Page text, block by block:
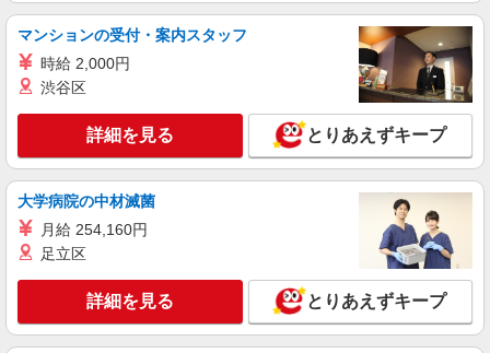
マンションの受付・案内スタッフ
時給 2,000円
渋谷区
詳細を見る とりあえずキープ
大学病院の中材滅菌
月給 254,160円
足立区
詳細を見る とりあえずキープ